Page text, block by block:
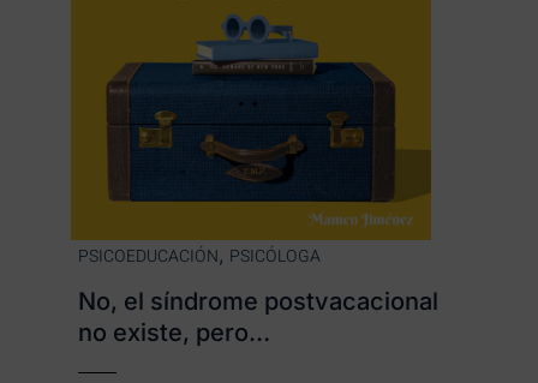
PSICOEDUCACIÓN, PSICÓLOGA
No, el síndrome postvacacional
no existe, pero…